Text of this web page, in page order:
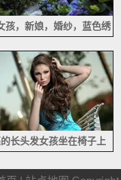
孩，新娘，婚纱，蓝色绣
长头发女孩坐在椅子上